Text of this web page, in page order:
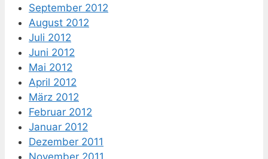
September 2012
August 2012
Juli 2012
Juni 2012
Mai 2012
April 2012
März 2012
Februar 2012
Januar 2012
Dezember 2011